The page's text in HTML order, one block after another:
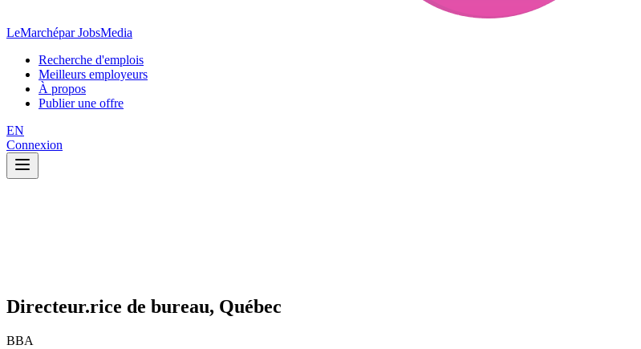
LeMarchépar JobsMedia
Recherche d'emplois
Meilleurs employeurs
À propos
Publier une offre
EN
Connexion
Directeur.rice de bureau, Québec
BBA